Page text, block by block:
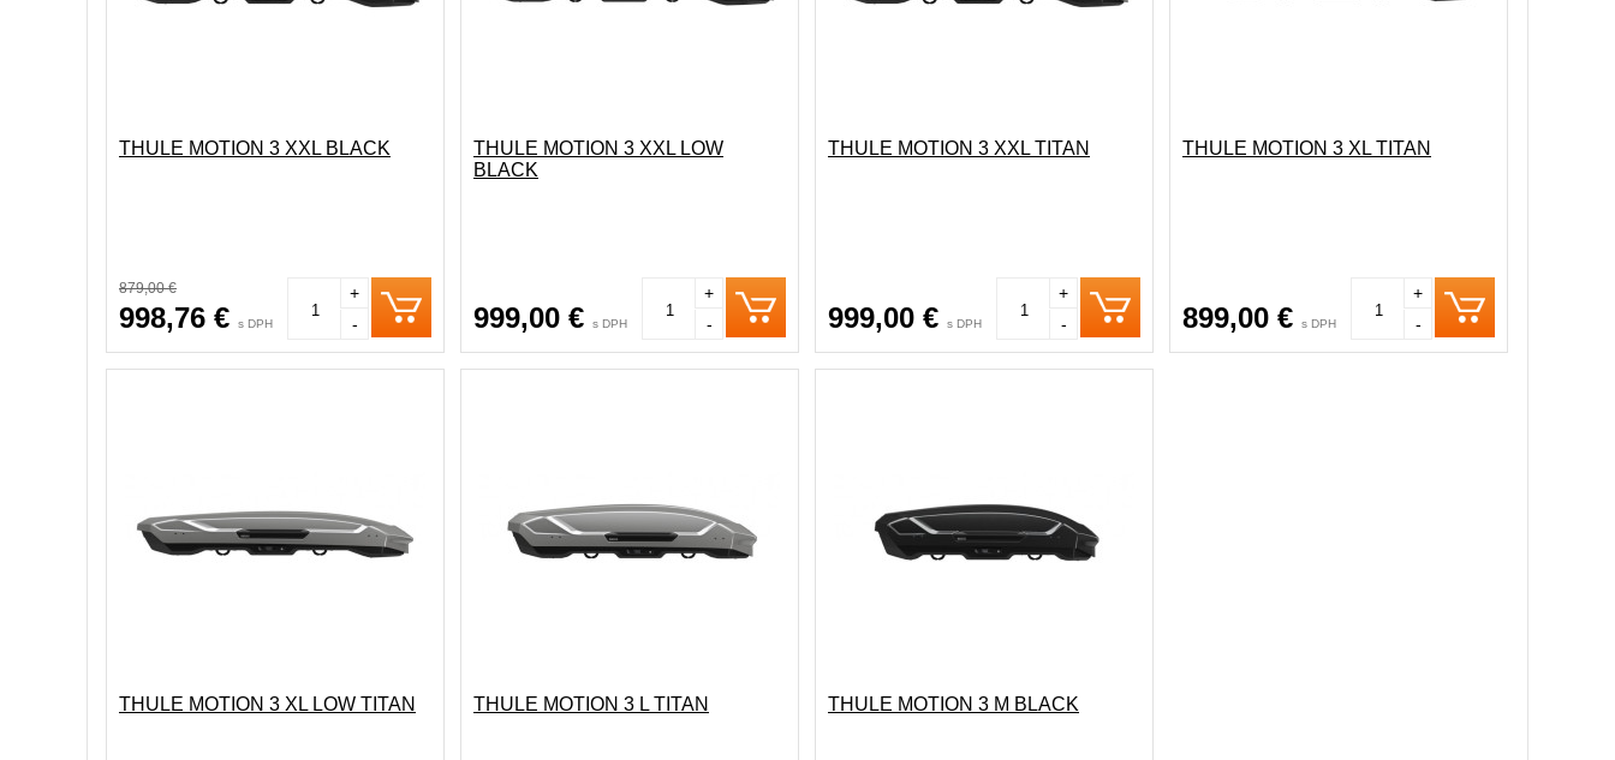
THULE MOTION 3 XXL BLACK
879,00 €
998,76 € s DPH -
+
THULE MOTION 3 XXL LOW
BLACK
999,00 € s DPH -
+
THULE MOTION 3 XXL TITAN
999,00 € s DPH -
+
THULE MOTION 3 XL TITAN
899,00 € s DPH -
+
THULE MOTION 3 XL LOW TITAN THULE MOTION 3 L TITAN THULE MOTION 3 M BLACK